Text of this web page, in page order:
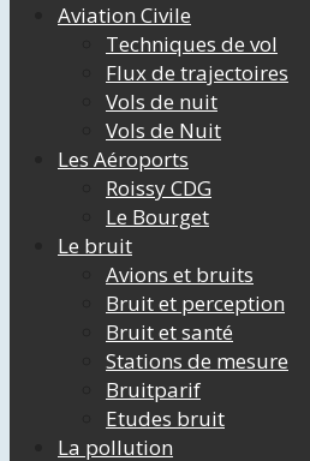
Aviation Civile
Techniques de vol
Flux de trajectoires
Vols de nuit
Vols de Nuit
Les Aéroports
Roissy CDG
Le Bourget
Le bruit
Avions et bruits
Bruit et perception
Bruit et santé
Stations de mesure
Bruitparif
Etudes bruit
La pollution